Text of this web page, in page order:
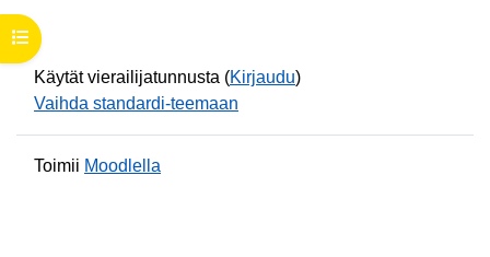
Avaa kurssisisältö
Käytät vierailijatunnusta (Kirjaudu)
Vaihda standardi-teemaan
Toimii Moodlella